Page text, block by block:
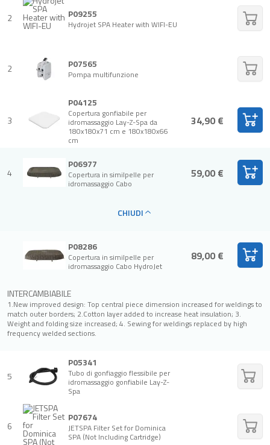
2 P09255
Hydrojet SPA Heater with WIFI-EU
2 P07565
Pompa multifunzione
3
P04125
Copertura gonfiabile per
idromassaggio Lay-Z-Spa da
180x180x71 cm e 180x180x66
cm
34,90 €
4
P06977
Copertura in similpelle per
idromassaggio Cabo
59,00 €
CHIUDI
P08286
Copertura in similpelle per
idromassaggio Cabo HydroJet
89,00 €
INTERCAMBIABILE
1.New improved design: Top central piece dimension increased for weldings to
match outer borders; 2.Cotton layer added to increase heat insulation; 3.
Weight and folding size increased; 4. Sewing for weldings replaced by high
frequency welded sections.
5
P05341
Tubo di gonfiaggio flessibile per
idromassaggio gonfiabile Lay-Z-
Spa
6
P07674
JETSPA Filter Set for Dominica
SPA (Not Including Cartridge)